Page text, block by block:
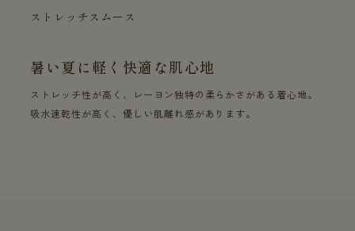
ストレッチスムース
暑い夏に軽く快適な肌心地
ストレッチ性が高く、レーヨン独特の柔らかさがある着心地。
吸水速乾性が高く、優しい肌離れ感があります。